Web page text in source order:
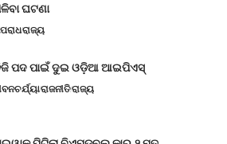
ଘଟଣା
ରାଜ୍ୟ
ପଦ ପାଇଁ ଦୁଇ ଓଡ଼ିଆ ଆଇପିଏସ୍
ରାଜନୀତିରାଜ୍ୟ